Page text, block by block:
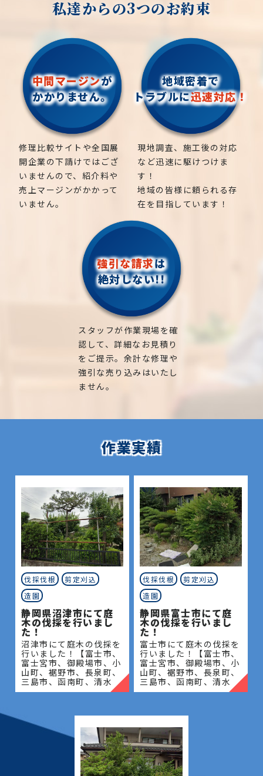
私達からの3つのお約束
中間マージンが
かかりません。
修理比較サイトや全国展
開企業の下請けではござ
いませんので、紹介料や
売上マージンがかかって
いません。
地域密着で
トラブルに迅速対応！
現地調査、施工後の対応
など迅速に駆けつけま
す！
地域の皆様に頼られる存
在を目指しています！
強引な請求は
絶対しない!!
スタッフが作業現場を確
認して、詳細なお見積り
をご提示。余計な修理や
強引な売り込みはいたし
ません。
作業実績
伐採伐根
剪定刈込
造園
静岡県沼津市にて庭
木の伐採を行いまし
た！
沼津市にて庭木の伐採を
行いました！【富士市、
富士宮市、御殿場市、小
山町、裾野市、長泉町、
三島市、函南町、清水
町、沼津市、熱海市、伊
町、河津町、松崎町、下
田市、
伐採伐根
剪定刈込
造園
静岡県富士市にて庭
木の伐採を行いまし
た！
富士市にて庭木の伐採を
行いました！【富士市、
富士宮市、御殿場市、小
山町、裾野市、長泉町、
三島市、函南町、清水
町、沼津市、熱海市、伊
町、河津町、松崎町、下
田市、